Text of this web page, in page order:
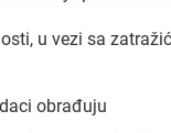
u vezi sa
obrađuju